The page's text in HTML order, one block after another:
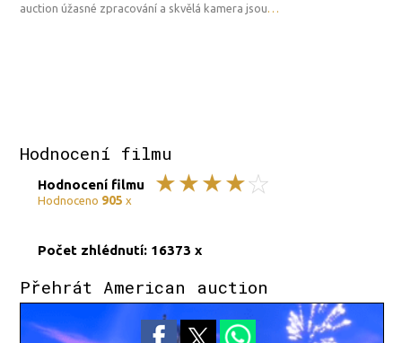
auction úžasné zpracování a skvělá kamera jsou
Hodnocení filmu
Hodnocení filmu
Hodnoceno 905x
Počet zhlédnutí: 16373 x
Přehrát American auction